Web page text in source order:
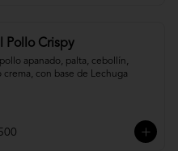
Pollo Crispy
apanado, palta, cebollín,
crema, con base de Lechuga